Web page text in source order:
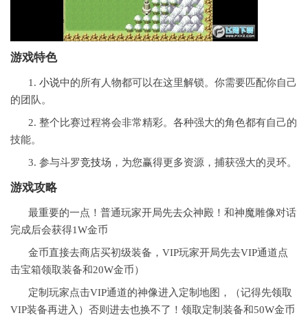
游戏特色
1. 小说中的所有人物都可以在这里解锁。你需要匹配你自己
的团队。
2. 整个比赛过程将会非常精彩。各种强大的角色都有自己的
技能。
3. 参与斗罗竞技场，为您赢得更多资源，捕获强大的灵环。
游戏攻略
最重要的一点！普通玩家开局先去众神殿！和神魔雕像对话
完成后会获得1W金币
金币直接去商店买初级装备，VIP玩家开局先去VIP通道点
击宝箱领取装备和20W金币）
定制玩家点击VIP通道的神像进入定制地图，（记得先领取
VIP装备再进入）否则进去也换不了！领取定制装备和50W金币